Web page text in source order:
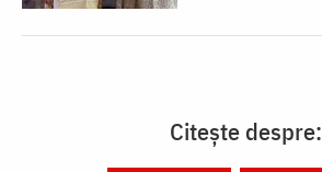
Citește despre: